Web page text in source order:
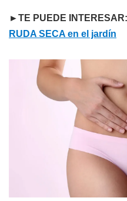
►TE PUEDE INTERESAR:
RUDA SECA en el jardín